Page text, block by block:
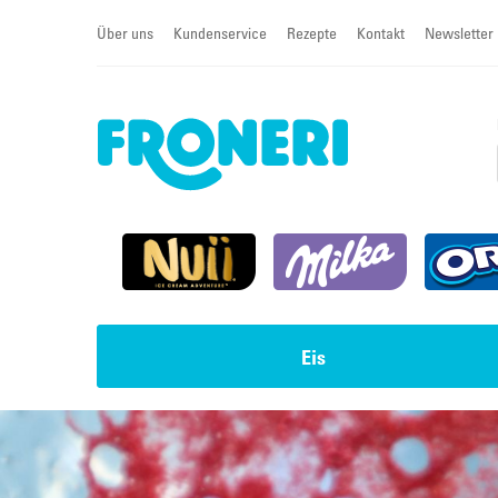
Über uns Kundenservice Rezepte Kontakt Newsletter
Eis
Impulseis
Torten & Cremeschnitten